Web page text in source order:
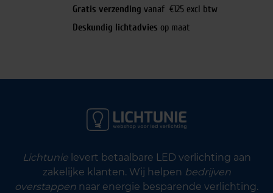
Gratis verzending vanaf €125 excl btw
Deskundig lichtadvies op maat
Lichtunielevert betaalbare LED verlichting aan
zakelijke klanten. Wij helpen bedrijven
overstappen naar energie besparende verlichting.